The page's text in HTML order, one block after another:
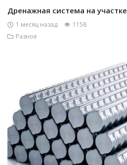
Дренажная система на участке
1 месяц назад
1158
Разное